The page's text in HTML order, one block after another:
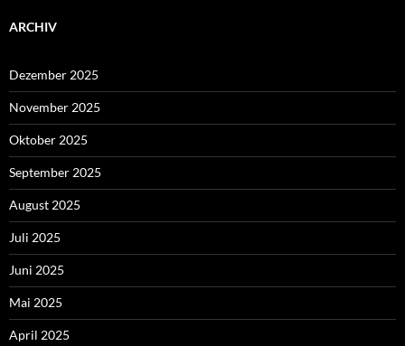
ARCHIV
Dezember 2025
November 2025
Oktober 2025
September 2025
August 2025
Juli 2025
Juni 2025
Mai 2025
April 2025